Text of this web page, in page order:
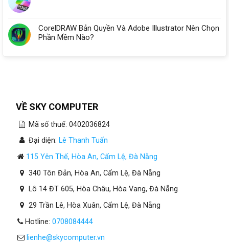
CorelDRAW Bản Quyền Và Adobe Illustrator Nên Chọn
Phần Mềm Nào?
VỀ SKY COMPUTER
Mã số thuế: 0402036824
Đại diện: Lê Thanh Tuấn
115 Yên Thế, Hòa An, Cẩm Lệ, Đà Nẵng
340 Tôn Đản, Hòa An, Cẩm Lệ, Đà Nẵng
Lô 14 ĐT 605, Hòa Châu, Hòa Vang, Đà Nẵng
29 Trần Lê, Hòa Xuân, Cẩm Lệ, Đà Nẵng
Hotline: 0708084444
lienhe@skycomputer.vn